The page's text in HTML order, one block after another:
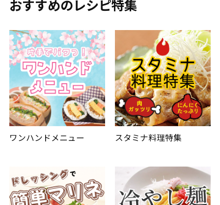
おすすめのレシピ特集
ワンハンドメニュー スタミナ料理特集